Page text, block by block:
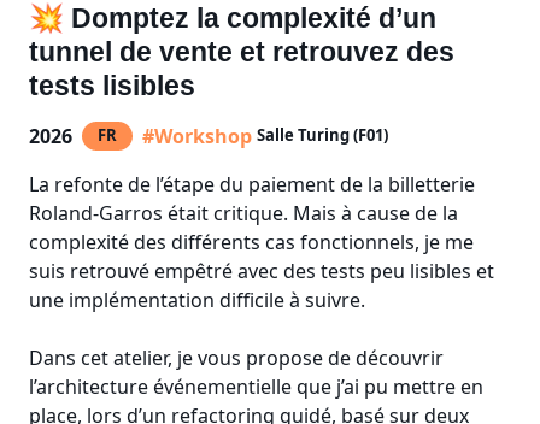
💥 Domptez la complexité d’un
tunnel de vente et retrouvez des
tests lisibles
2026 FR #Workshop Salle Turing (F01)
La refonte de l’étape du paiement de la billetterie
Roland-Garros était critique. Mais à cause de la
complexité des différents cas fonctionnels, je me
suis retrouvé empêtré avec des tests peu lisibles et
une implémentation difficile à suivre.
Dans cet atelier, je vous propose de découvrir
l’architecture événementielle que j’ai pu mettre en
place, lors d’un refactoring guidé, basé sur deux